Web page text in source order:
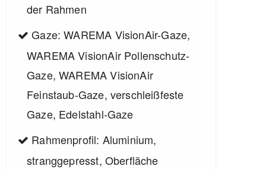
der Rahmen
Gaze: WAREMA VisionAir-Gaze,
WAREMA VisionAir Pollenschutz-
Gaze, WAREMA VisionAir
Feinstaub-Gaze, verschleißfeste
Gaze, Edelstahl-Gaze
Rahmenprofil: Aluminium,
stranggepresst, Oberfläche